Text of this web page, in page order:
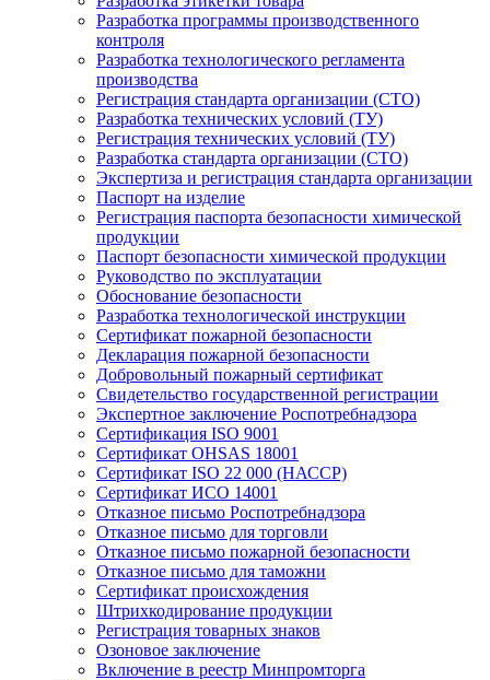
Разработка программы производственного
контроля
Разработка технологического регламента
производства
Регистрация стандарта организации (СТО)
Разработка технических условий (ТУ)
Регистрация технических условий (ТУ)
Разработка стандарта организации (СТО)
Экспертиза и регистрация стандарта организации
Паспорт на изделие
Регистрация паспорта безопасности химической
продукции
Паспорт безопасности химической продукции
Руководство по эксплуатации
Обоснование безопасности
Разработка технологической инструкции
Сертификат пожарной безопасности
Декларация пожарной безопасности
Добровольный пожарный сертификат
Свидетельство государственной регистрации
Экспертное заключение Роспотребнадзора
Сертификация ISO 9001
Сертификат OHSAS 18001
Сертификат ISO 22 000 (НАССР)
Сертификат ИСО 14001
Отказное письмо Роспотребнадзора
Отказное письмо для торговли
Отказное письмо пожарной безопасности
Отказное письмо для таможни
Сертификат происхождения
Штрихкодирование продукции
Регистрация товарных знаков
Озоновое заключение
Включение в реестр Минпромторга